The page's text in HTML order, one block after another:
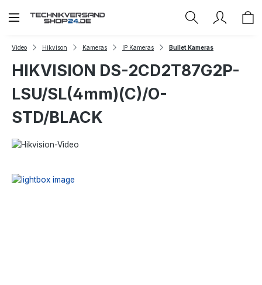
Zum Hauptinhalt springen
Video Hikvison Kameras IP Kameras Bullet Kameras
HIKVISION DS-2CD2T87G2P-
LSU/SL(4mm)(C)/O-
STD/BLACK